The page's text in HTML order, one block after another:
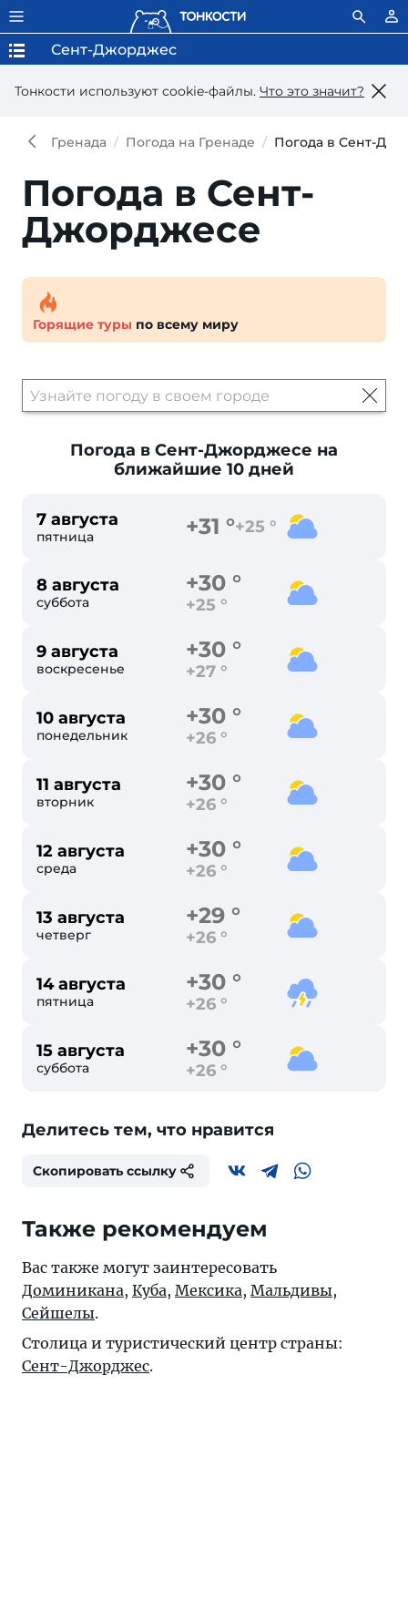
Тонкости используют сookie-файлы. Что это значит?
Сент-Джорджес
Гренада Погода на Гренаде Погода в Сент-
Погода в Сент-
Джорджесе
Горящие туры по всему миру
Погода в Сент-Джорджесе на
ближайшие 10 дней
7 августа
пятница +31 °+25 °
8 августа
суббота
+30 °
+25 °
9 августа
воскресенье
+30 °
+27 °
10 августа
понедельник
+30 °
+26 °
11 августа
вторник
+30 °
+26 °
12 августа
среда
+30 °
+26 °
13 августа
четверг
+29 °
+26 °
14 августа
пятница
+30 °
+26 °
15 августа
суббота
+30 °
+26 °
Делитесь тем, что нравится
Скопировать ссылку
Также рекомендуем
Вас также могут заинтересовать
Доминикана, Куба, Мексика, Мальдивы,
Сейшелы.
Столица и туристический центр страны:
Сент-Джорджес.